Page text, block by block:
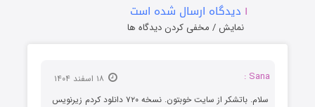
۱ دیدگاه ارسال شده است
نمایش / مخفی کردن دیدگاه ها
Sana :
سلام. باتشکر از سایت خوبتون. نسخه ۷۲۰ دانلود کردم زیرنویس